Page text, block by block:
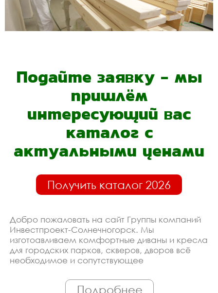
Подайте заявку - мы
пришлём
интересующий вас
каталог с
актуальными ценами
Получить каталог 2026
Добро пожаловать на сайт Группы компаний
Инвестпроект-Солнечногорск. Мы
изготоавливаем комфортные диваны и кресла
для городских парков, скверов, дворов всё
необходимое и сопутствующее
оборудована современными ЧПУ станками,
Подробнее